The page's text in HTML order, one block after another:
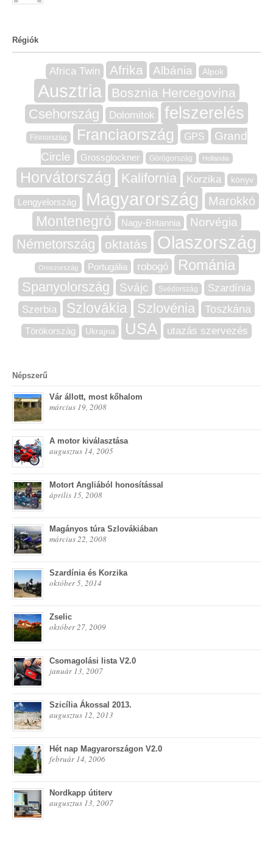
Régiók
Africa Twin Afrika Albánia Alpok
Ausztria Bosznia Hercegovina
Csehország Dolomitok felszerelés
Finnország Franciaország GPS
Grand
Circle
Grossglockner Görögország Hollandia
Horvátország Kalifornia Korzika könyv
Lengyelország Magyarország Marokkó
Montenegró Nagy-Britannia Norvégia
Németország oktatás Olaszország
Oroszország Portugália robogó Románia
Spanyolország Svájc Svédország
Szardínia
Szerbia
Szlovákia Szlovénia Toszkána
Törökország Ukrajna USA utazás szervezés
Népszerű
Vár állott, most kőhalom
március 19, 2008
A motor kiválasztása
augusztus 14, 2005
Motort Angliából honosítással
április 15, 2008
Magányos túra Szlovákiában
március 22, 2008
Szardínia és Korzika
október 5, 2014
Zselic
október 27, 2009
Csomagolási lista V2.0
január 13, 2007
Szicília Ákossal 2013.
augusztus 12, 2013
Hét nap Magyarországon V2.0
február 14, 2006
Nordkapp útiterv
augusztus 13, 2007